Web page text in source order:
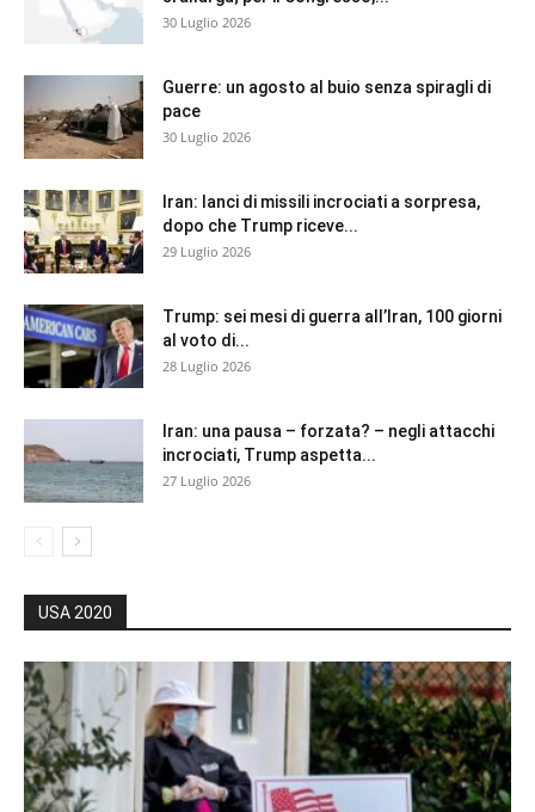
30 Luglio 2026
Guerre: un agosto al buio senza spiragli di
pace
30 Luglio 2026
Iran: lanci di missili incrociati a sorpresa,
dopo che Trump riceve...
29 Luglio 2026
Trump: sei mesi di guerra all’Iran, 100 giorni
al voto di...
28 Luglio 2026
Iran: una pausa – forzata? – negli attacchi
incrociati, Trump aspetta...
27 Luglio 2026
USA 2020